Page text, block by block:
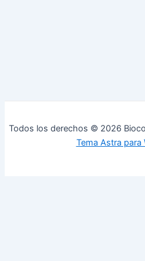
Todos los derechos © 2026
Tema Astra para